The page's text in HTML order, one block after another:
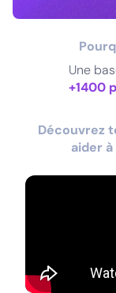
Une
+1400
Découvrez
aider